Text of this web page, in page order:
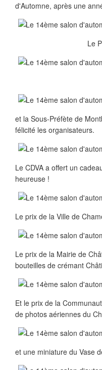
d'Automne, après une
Le
et la Sous-Préfète de
félicité les organisateurs.
Le CDVA a offert un
heureuse !
Le prix de la Ville de
Le prix de la Mairie de
bouteilles de crémant
Et le prix de la
de photos aériennes du
et une miniature du Vase